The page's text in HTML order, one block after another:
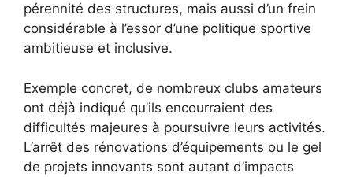
pérennité des structures, mais aussi d’un frein
considérable à l’essor d’une politique sportive
ambitieuse et inclusive.
Exemple concret, de nombreux clubs amateurs
ont déjà indiqué qu’ils encourraient des
difficultés majeures à poursuivre leurs activités.
L’arrêt des rénovations d’équipements ou le gel
de projets innovants sont autant d’impacts